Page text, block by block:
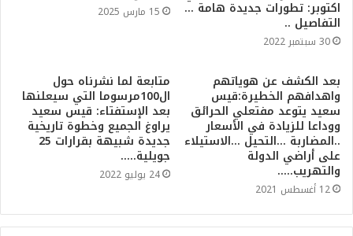
اكتوبر: تطورات جديدة هامة …
التفاصيل ..
30 سبتمبر 2022
15 مارس 2025
بعد الكشف عن هوياتهم
واهدافهم الخطيرة:قيس
سعيد يتوعد مفتعلي الحرائق
ووداعا للزيادة في الأسعار
..المضاربة …التحيل …الاستيلاء
على أراضي الدولة
والتهريب…..
12 أغسطس 2021
متابعة لما نشرناه حول
ال100مرسوما التي سيعلنها
بعد الإستفتاء: قيس سعيد
يراوغ الجميع وخطوة تاريخية
جديدة شبيهة بقرارات 25
جويلية…..
24 يوليو 2022